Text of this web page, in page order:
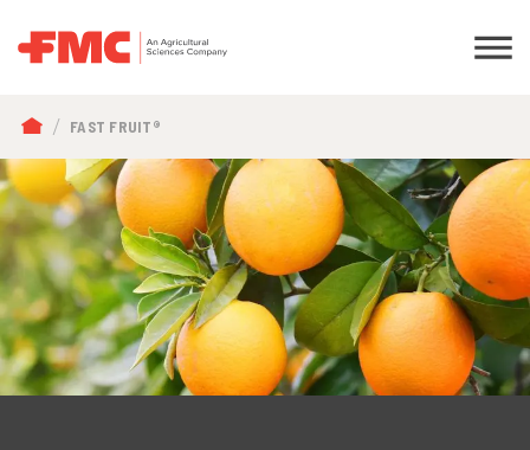
FIL
D'ARIANE
FAST FRUIT®